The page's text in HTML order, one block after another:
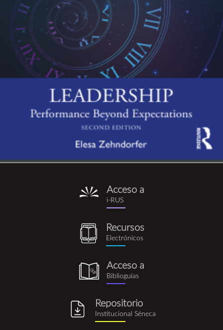
i-
rus.png
Acceso a
i-RUS
recursos_electronicos.png
Recursos
Electrónicos
biblioguia.png
Acceso a
Biblioguías
Repositorio
Institucional Séneca